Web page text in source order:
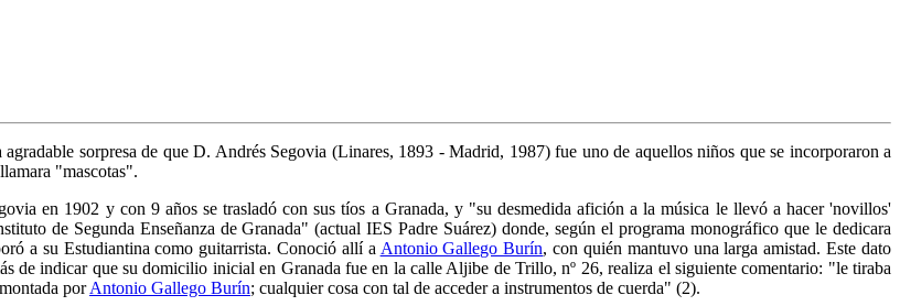
sorpresa de que D. Andrés Segovia (Linares, 1893 - Madrid, 1987) fue uno de aquellos niños que se incorporaron a
"mascotas".
en 1902 y con 9 años se trasladó con sus tíos a Granada, y "su desmedida afición a la música le llevó a hacer 'novillos'
de Segunda Enseñanza de Granada" (actual IES Padre Suárez) donde, según el programa monográfico que le dedicara
a su Estudiantina como guitarrista. Conoció allí a Antonio Gallego Burín, con quién mantuvo una larga amistad. Este dato
de indicar que su domicilio inicial en Granada fue en la calle Aljibe de Trillo, nº 26, realiza el siguiente comentario: "le tiraba
porAntonio Gallego Burín; cualquier cosa con tal de acceder a instrumentos de cuerda" (2).